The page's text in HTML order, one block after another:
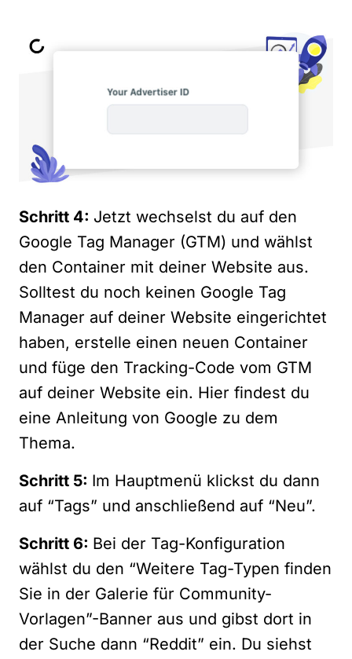
Schritt 4: Jetzt wechselst du auf den
Google Tag Manager (GTM) und wählst
den Container mit deiner Website aus.
Solltest du noch keinen Google Tag
Manager auf deiner Website eingerichtet
haben, erstelle einen neuen Container
und füge den Tracking-Code vom GTM
auf deiner Website ein. Hier findest du
eine Anleitung von Google zu dem
Thema.
Schritt 5: Im Hauptmenü klickst du dann
auf “Tags” und anschließend auf “Neu”.
Schritt 6: Bei der Tag-Konfiguration
wählst du den “Weitere Tag-Typen finden
Sie in der Galerie für Community-
Vorlagen”-Banner aus und gibst dort in
der Suche dann “Reddit” ein. Du siehst